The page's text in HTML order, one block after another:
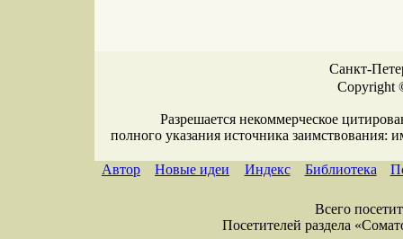
Санкт-
Copyright
Разрешается некоммерческое
полного указания источника заимствования:
Автор Новые идеи Индекс Библиотека
Всего
Посетителей раздела